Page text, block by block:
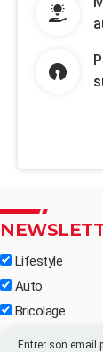
Lifestyle
Auto
Bricolage